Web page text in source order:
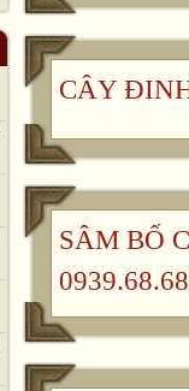
CÂY
SÂM BỐ